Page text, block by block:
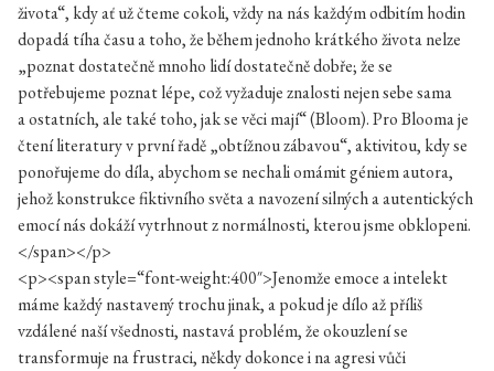
života“, kdy ať už čteme cokoli, vždy na nás každým odbitím hodin
dopadá tíha času a toho, že během jednoho krátkého života nelze
„poznat dostatečně mnoho lidí dostatečně dobře; že se
potřebujeme poznat lépe, což vyžaduje znalosti nejen sebe sama
a ostatních, ale také toho, jak se věci mají“ (Bloom). Pro Blooma je
čtení literatury v první řadě „obtížnou zábavou“, aktivitou, kdy se
ponořujeme do díla, abychom se nechali omámit géniem autora,
jehož konstrukce fiktivního světa a navození silných a autentických
emocí nás dokáží vytrhnout z normálnosti, kterou jsme obklopeni.
</span></p>
<p><span style=“font-weight:400″>Jenomže emoce a intelekt
máme každý nastavený trochu jinak, a pokud je dílo až příliš
vzdálené naší všednosti, nastavá problém, že okouzlení se
transformuje na frustraci, někdy dokonce i na agresi vůči